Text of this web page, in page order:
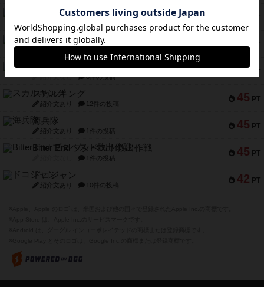
PT
キャプテン・フリップ：イスラ・ボンバ
紹介文なし 2件の投稿
46 PT
ガルフストライク
45 PT
エコーズ・オブ・タイム
紹介文なし 8件の投稿
45 PT
スカルキング
紹介文あり 12件の投稿
45 PT
海兵隊
紹介文あり 1件の投稿
45 PT
Bitter End ブタペスト救出作戦
1件の投稿
42 PT
ドコジャン
紹介文あり 10件の投稿